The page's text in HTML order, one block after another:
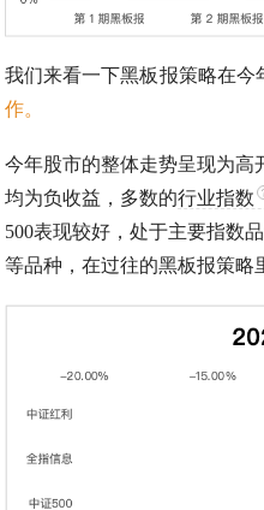
我们来看一下黑板报策略在今
作。
今年股市的整体走势呈现为高
均为负收益，多数的行业指数
500表现较好，处于主要指数
等品种，在过往的黑板报策略